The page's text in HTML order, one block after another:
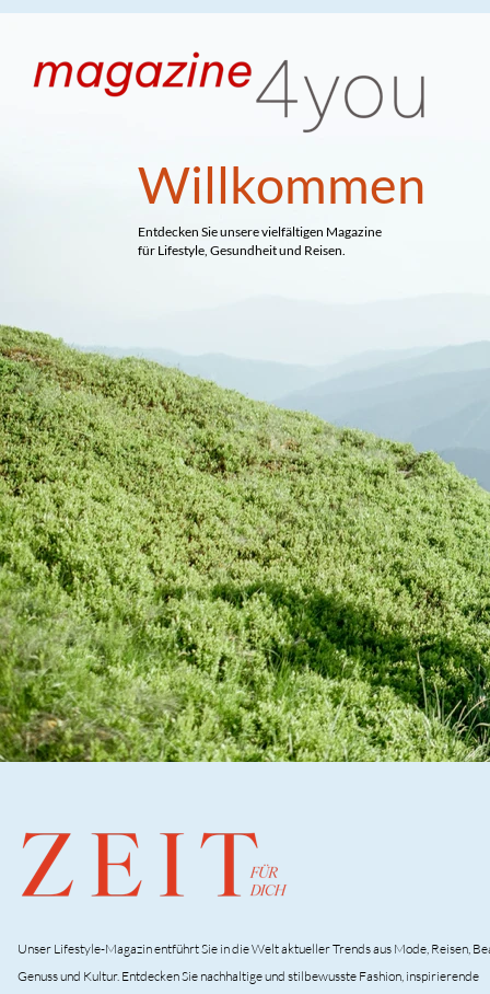
Willkommen
Entdecken Sie unsere vielfältigen Magazine
für Lifestyle, Gesundheit und Reisen.
Unser Lifestyle-Magazin entführt Sie in die Welt aktueller Trends aus Mode, Reisen,
Genuss und Kultur. Entdecken Sie nachhaltige und stilbewusste Fashion, inspirierende